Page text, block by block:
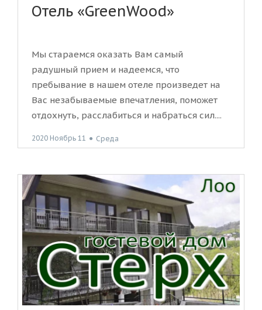
Отель «GreenWood»
Мы стараемся оказать Вам самый
радушный прием и надеемся, что
пребывание в нашем отеле произведет на
Вас незабываемые впечатления, поможет
отдохнуть, расслабиться и набраться сил....
2020 Ноябрь 11 ● Среда